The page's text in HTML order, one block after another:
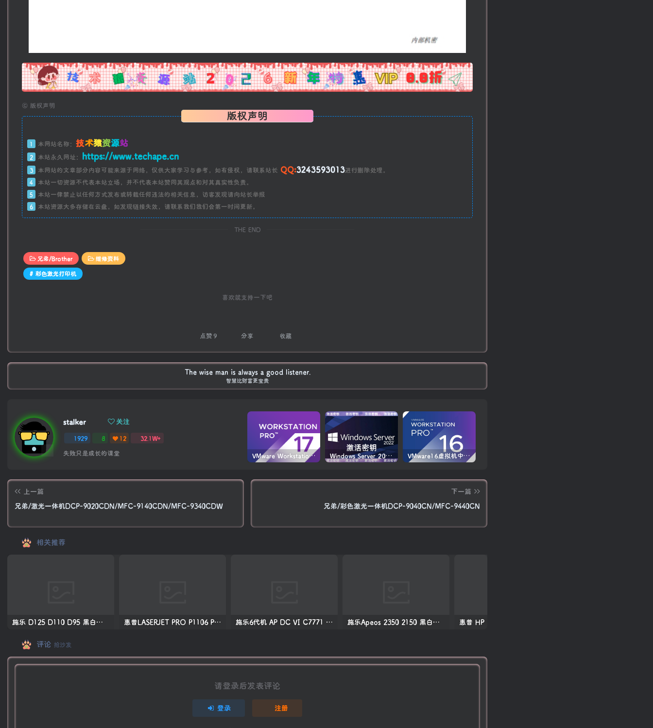
!也想出现在这里？
广告
© 版权声明
版权声明
1 本网站名称： 技术猿资源站
2 本站永久网址： https://www.techape.cn
3 本网站的文章部分内容可能来源于网络，仅供大家学习与参考，如有侵权，请联系站长 QQ:3243593013进行删除处理。
4
本站一切资源不代表本站立场，并不代表本站赞同其观点和对其真实性负责。
5
本站一律禁止以任何方式发布或转载任何违法的相关信息，访客发现请向站长举报
6
本站资源大多存储在云盘，如发现链接失效，请联系我们我们会第一时间更新。
THE END
兄弟/Brother
维修资料
# 彩色激光打印机
喜欢就支持一下吧
点赞 9 分享 收藏
The wise man is always a good listener.
智慧比财富更宝贵
stalker 关注
1929 8 12
32.1W+
失败只是成长的课堂
VMware Workstation PRO v17.6.4 正式版_虚拟机(带激活密钥) Windows Server 2022激活密钥 2024 5月更新 VMware16虚拟机中文版 (附永久许可证激活密钥)
上一篇
兄弟/激光一体机DCP-9020CDN/MFC-9140CDN/MFC-9340CDW
下一篇
兄弟/彩色激光一体机DCP-9040CN/MFC-9440CN
相关推荐
施乐 D125 D110 D95 黑白生产型高速复印机中文维修手册 惠普LASERJET PRO P1106 P1108 打印机中文拆机手册 施乐6代机 AP DC VI C7771 C6671 C5571 C4471 C3371 C3370 C2271 彩色复印机中文维修手册 施乐Apeos 2350 2150 黑白复印机中文维修手册
评论 抢沙发
请登录后发表评论
登录 注册